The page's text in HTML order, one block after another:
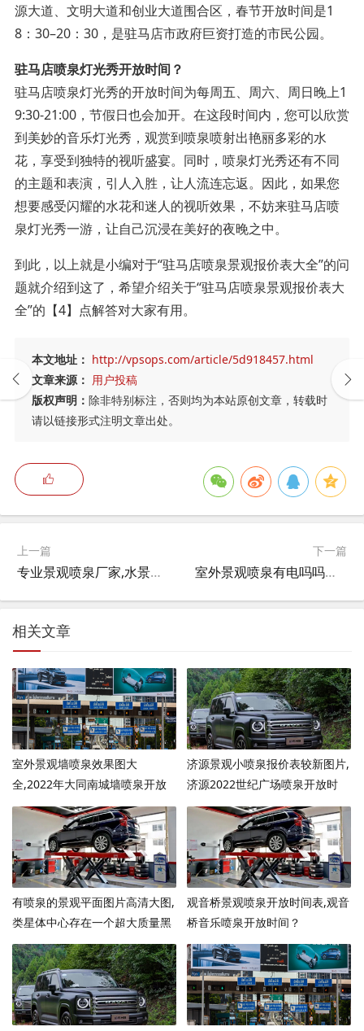
源大道、文明大道和创业大道围合区，春节开放时间是1
8：30–20：30，是驻马店市政府巨资打造的市民公园。
驻马店喷泉灯光秀开放时间？
驻马店喷泉灯光秀的开放时间为每周五、周六、周日晚上1
9:30-21:00，节假日也会加开。在这段时间内，您可以欣赏
到美妙的音乐灯光秀，观赏到喷泉喷射出艳丽多彩的水
花，享受到独特的视听盛宴。同时，喷泉灯光秀还有不同
的主题和表演，引人入胜，让人流连忘返。因此，如果您
想要感受闪耀的水花和迷人的视听效果，不妨来驻马店喷
泉灯光秀一游，让自己沉浸在美好的夜晚之中。
到此，以上就是小编对于“驻马店喷泉景观报价表大全”的问
题就介绍到这了，希望介绍关于“驻马店喷泉景观报价表大
全”的【4】点解答对大家有用。
本文地址： http://vpsops.com/article/5d918457.html
文章来源： 用户投稿
版权声明： 除非特别标注，否则均为本站原创文章，转载时
请以链接形式注明文章出处。
上一篇
专业景观喷泉厂家,水景池返碱怎么处理？
下一篇
室外景观喷泉有电吗吗有辐射吗,人工喷泉带电吗？
相关文章
室外景观墙喷泉效果图大
全,2022年大同南城墙喷泉开放
时间？
济源景观小喷泉报价表较新图片,
济源2022世纪广场喷泉开放时
间？
有喷泉的景观平面图片高清大图,
类星体中心存在一个超大质量黑
洞，是怎么判断出来的？
观音桥景观喷泉开放时间表,观音
桥音乐喷泉开放时间？